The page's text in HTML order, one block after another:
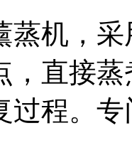
蒸机，
，直接
过程。